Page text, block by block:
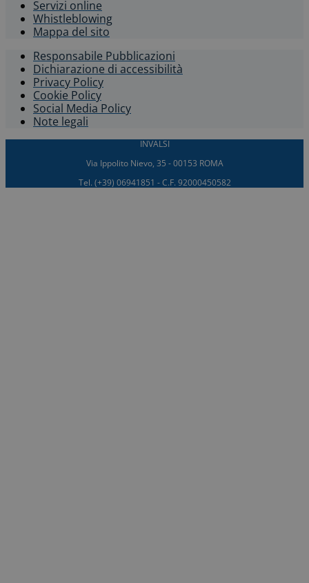
Servizi online
Whistleblowing​
Mappa del sito
Responsabile Pubblicazioni
Dichiarazione di accessibilità​
Privacy Policy
Cookie Policy
Social Media Policy
Note legali
INVALSI
Via Ippolito Nievo, 35 - 00153 ROMA
Tel. (+39) 06941851 - C.F. 92000450582